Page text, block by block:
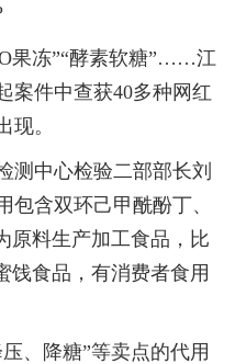
果冻”“酵素软糖”……江
案件中查获40多种网红
现。
中心检验二部部长刘
包含双环己甲酰酚丁、
原料生产加工食品，比
饯食品，有消费者食用
、降糖”等卖点的代用